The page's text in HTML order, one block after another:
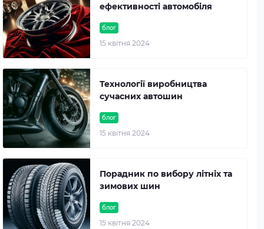
блог
15 квітня 2024
ефективності автомобіля
блог
15 квітня 2024
Технології виробництва
сучасних автошин
блог
15 квітня 2024
Порадник по вибору літніх та
зимових шин